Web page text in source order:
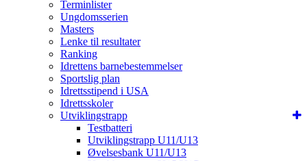
Terminlister
Ungdomsserien
Masters
Lenke til resultater
Ranking
Idrettens barnebestemmelser
Sportslig plan
Idrettsstipend i USA
Idrettsskoler
Utviklingstrapp
Testbatteri
Utviklingstrapp U11/U13
Øvelsesbank U11/U13